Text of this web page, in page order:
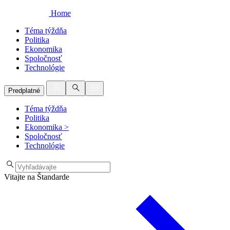
Home
Téma týždňa
Politika
Ekonomika
Spoločnosť
Technológie
Predplatné
Téma týždňa
Politika
Ekonomika >
Spoločnosť
Technológie
Vitajte na Štandarde